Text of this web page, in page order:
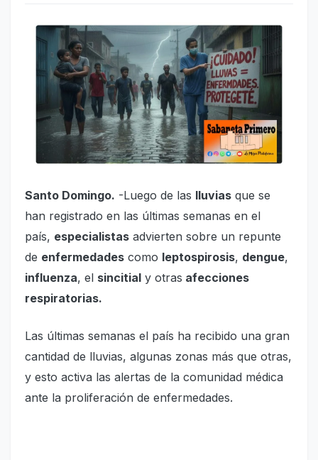
Santo Domingo. -Luego de las lluvias que se
han registrado en las últimas semanas en el
país, especialistas advierten sobre un repunte
de enfermedades como leptospirosis, dengue,
influenza, el sincitial y otras afecciones
respiratorias.
Las últimas semanas el país ha recibido una gran
cantidad de lluvias, algunas zonas más que otras,
y esto activa las alertas de la comunidad médica
ante la proliferación de enfermedades.